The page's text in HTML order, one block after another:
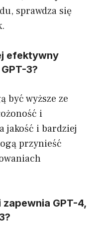
sprawdza się
efektywny
3?
być wyższe ze
i
jakość i bardziej
przynieść
GPT-4,